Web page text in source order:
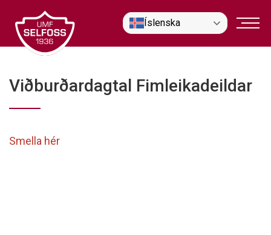
efni
Íslenska
Viðburðardagtal Fimleikadeildar
Smella hér